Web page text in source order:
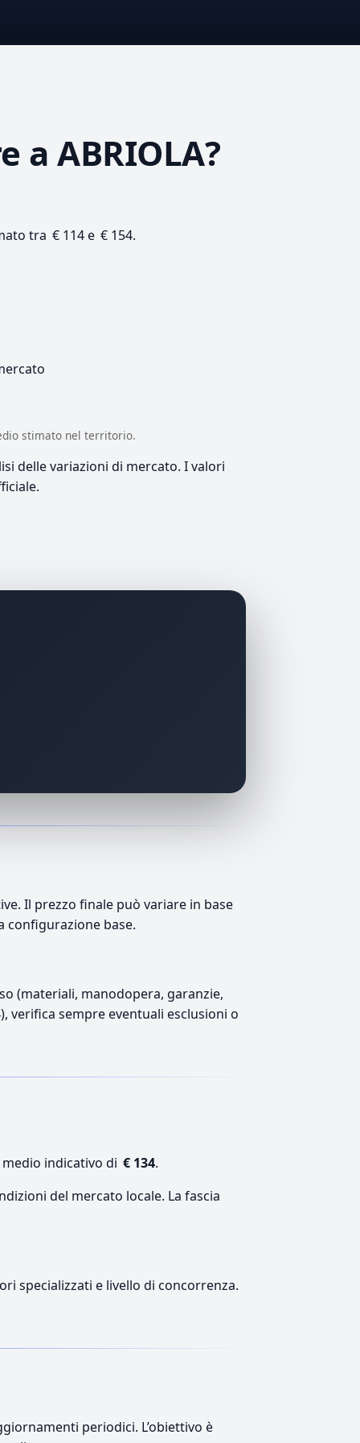
a ABRIOLA?
tra € 114 e € 154.
stimato nel territorio.
delle variazioni di mercato. I valori
Il prezzo finale può variare in base
configurazione base.
(materiali, manodopera, garanzie,
verifica sempre eventuali esclusioni o
indicativo di € 134.
del mercato locale. La fascia
specializzati e livello di concorrenza.
periodici. L’obiettivo è